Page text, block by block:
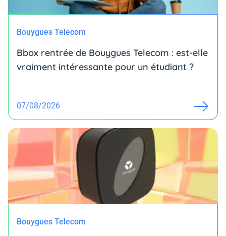
Bouygues Telecom
Bbox rentrée de Bouygues Telecom : est-elle
vraiment intéressante pour un étudiant ?
07/08/2026
Bouygues Telecom